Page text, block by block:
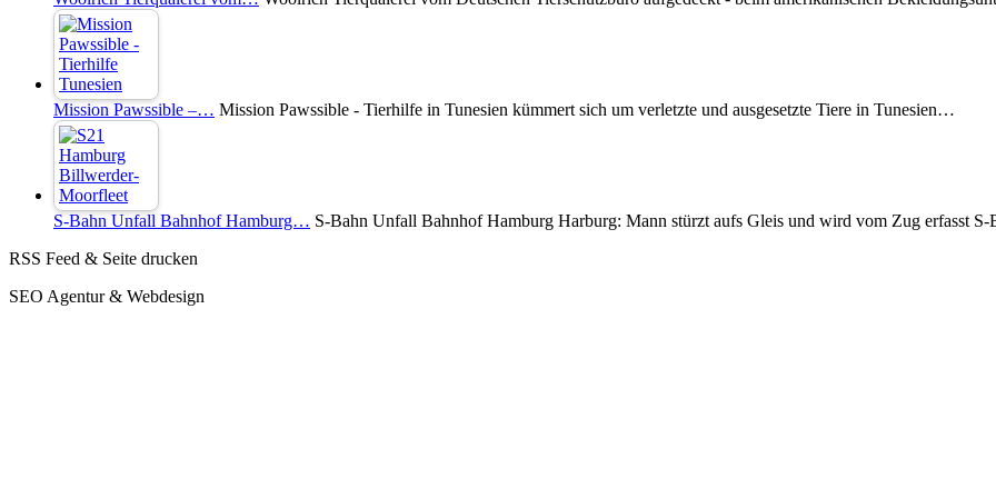
Mission Pawssible –… Mission Pawssible - Tierhilfe in Tunesien kümmert sich um verletzte und ausgesetzte Tiere in Tunesien…
S-Bahn Unfall Bahnhof Hamburg… S-Bahn Unfall Bahnhof Hamburg Harburg: Mann stürzt aufs Gleis und wird vom Zug erfasst
RSS Feed & Seite drucken
SEO Agentur & Webdesign